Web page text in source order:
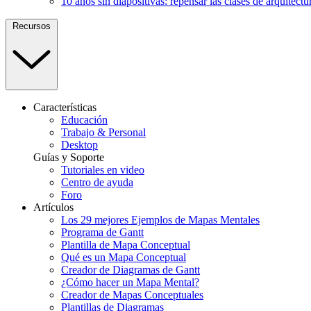
Recursos
Características
Educación
Trabajo & Personal
Desktop
Guías y Soporte
Tutoriales en video
Centro de ayuda
Foro
Artículos
Los 29 mejores Ejemplos de Mapas Mentales
Programa de Gantt
Plantilla de Mapa Conceptual
Qué es un Mapa Conceptual
Creador de Diagramas de Gantt
¿Cómo hacer un Mapa Mental?
Creador de Mapas Conceptuales
Plantillas de Diagramas